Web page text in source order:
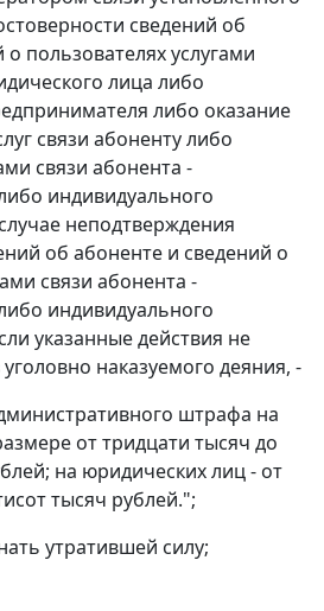
сведений об
пользователях услугами
лица либо
либо оказание
связи абоненту либо
связи абонента -
индивидуального
неподтверждения
об абоненте и сведений о
связи абонента -
индивидуального
указанные действия не
наказуемого деяния, -
штрафа на
от тридцати тысяч до
на юридических лиц - от
тысяч рублей.";
утратившей силу;